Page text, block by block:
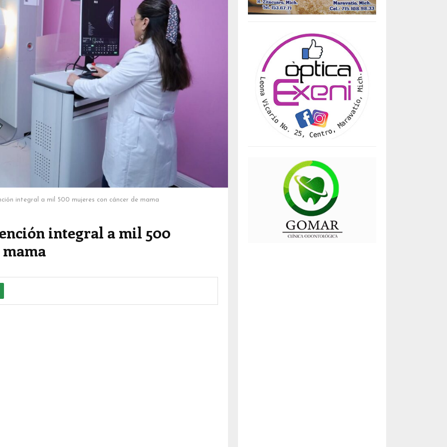
integral a mil 500 mujeres con cáncer de mama
integral a mil 500